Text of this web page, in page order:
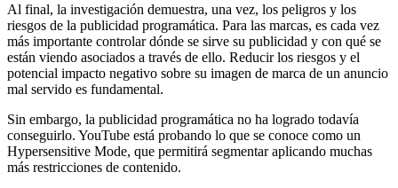
Al final, la investigación demuestra, una vez, los peligros y los
riesgos de la publicidad programática. Para las marcas, es cada vez
más importante controlar dónde se sirve su publicidad y con qué se
están viendo asociados a través de ello. Reducir los riesgos y el
potencial impacto negativo sobre su imagen de marca de un anuncio
mal servido es fundamental.
Sin embargo, la publicidad programática no ha logrado todavía
conseguirlo. YouTube está probando lo que se conoce como un
Hypersensitive Mode, que permitirá segmentar aplicando muchas
más restricciones de contenido.